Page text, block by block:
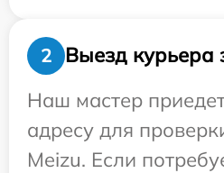
2
Выезд курьера
Наш мастер
адресу для
Meizu. Если